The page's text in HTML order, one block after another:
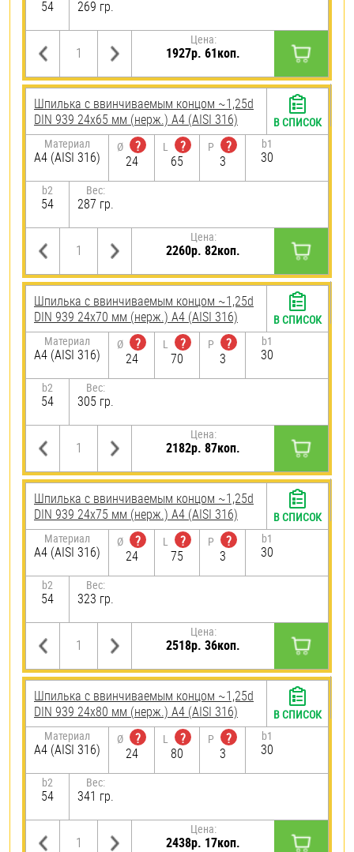
54 269 гр.
Цена:
1927р. 61коп.
Шпилька c ввинчиваемым концом ~1,25d
DIN 939 24х65 мм (нерж.) A4 (AISI 316)
Материал
A4 (AISI 316)
Ø
?
24
L
?
65
P
?
3
b1
30
b2
54
Вес:
287 гр.
Цена:
2260р. 82коп.
В СПИСОК
Шпилька c ввинчиваемым концом ~1,25d
DIN 939 24х70 мм (нерж.) A4 (AISI 316)
Материал
A4 (AISI 316)
Ø
?
24
L
?
70
P
?
3
b1
30
b2
54
Вес:
305 гр.
Цена:
2182р. 87коп.
В СПИСОК
Шпилька c ввинчиваемым концом ~1,25d
DIN 939 24х75 мм (нерж.) A4 (AISI 316)
Материал
A4 (AISI 316)
Ø
?
24
L
?
75
P
?
3
b1
30
b2
54
Вес:
323 гр.
Цена:
2518р. 36коп.
В СПИСОК
Шпилька c ввинчиваемым концом ~1,25d
DIN 939 24х80 мм (нерж.) A4 (AISI 316)
Материал
A4 (AISI 316)
Ø
?
24
L
?
80
P
?
3
b1
30
b2
54
Вес:
341 гр.
Цена:
2438р. 17коп.
В СПИСОК